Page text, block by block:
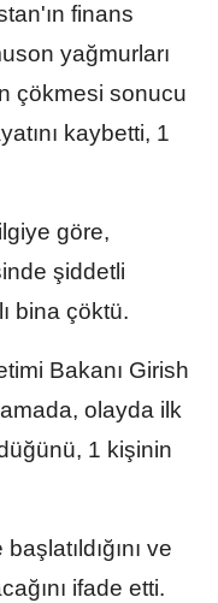
finans
yağmurları
çökmesi sonucu
kaybetti, 1
göre,
şiddetli
bina çöktü.
Bakanı Girish
olayda ilk
1 kişinin
ve
ifade etti.